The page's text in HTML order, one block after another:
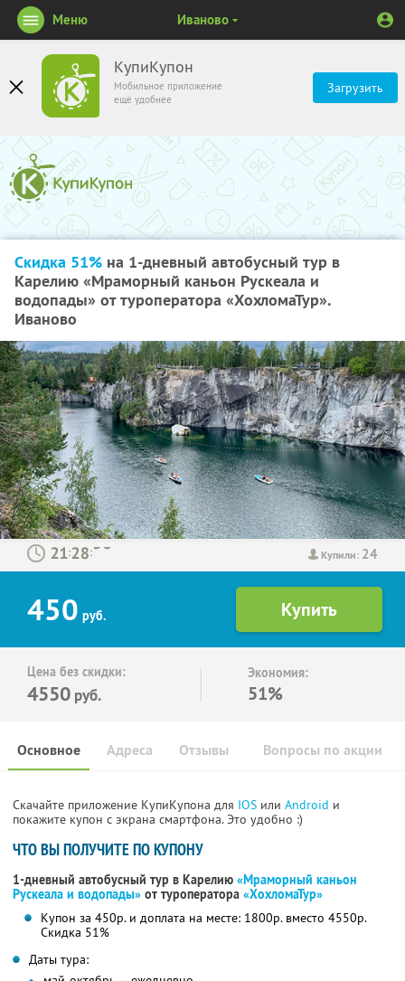
КупиКупон
Мобильное приложение
ещё удобнее
Загрузить
Меню Иваново
Скидка 51% на 1-дневный автобусный тур в
Карелию «Мраморный каньон Рускеала и
водопады» от туроператора «ХохломаТур».
Иваново
Купили: 24
: :
450 руб.
Цена без скидки:
4550 руб.
Экономия:
51%
Основное Отзывы Вопросы по акции
Адреса
Скачайте приложение КупиКупона для IOS или Android и
покажите купон с экрана смартфона. Это удобно :)
ЧТО ВЫ ПОЛУЧИТЕ ПО КУПОНУ
1-дневный автобусный тур в Карелию «Мраморный каньон
Рускеала и водопады» от туроператора «ХохломаТур»
Купон за 450р. и доплата на месте: 1800р. вместо 4550р.
Скидка 51%
Даты тура: